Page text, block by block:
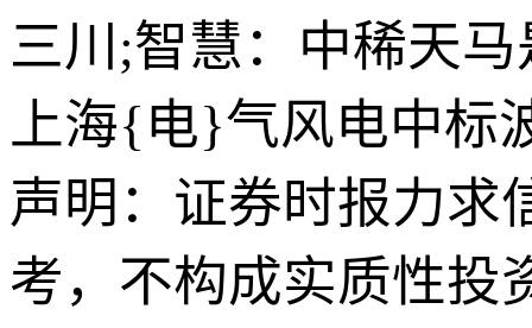
三川;智慧：中稀天
上海{电}气风电中标
声明：证券时报力求
考，不构成实质性投